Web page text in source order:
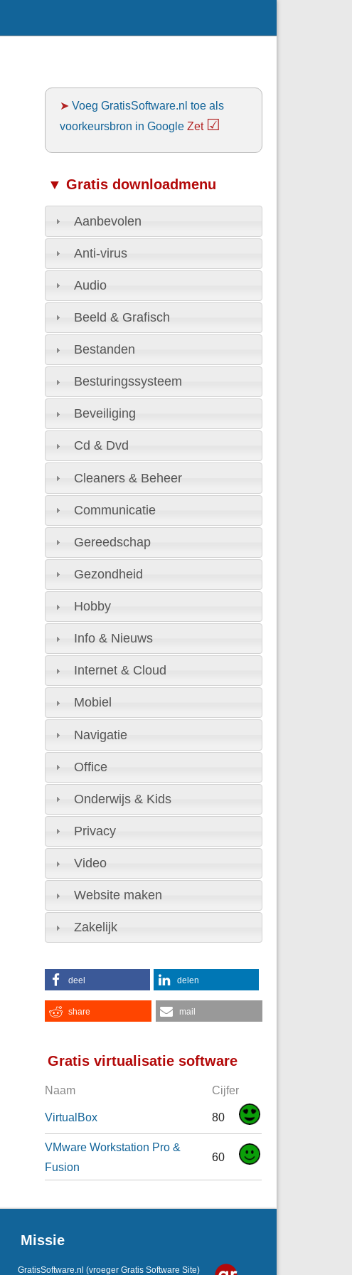
➤Voeg GratisSoftware.nl toe als
voorkeursbron in Google Zet ☑
▼ Gratis downloadmenu
Aanbevolen
Anti-virus
Audio
Beeld & Grafisch
Bestanden
Besturingssysteem
Beveiliging
Cd & Dvd
Cleaners & Beheer
Communicatie
Gereedschap
Gezondheid
Hobby
Info & Nieuws
Internet & Cloud
Mobiel
Navigatie
Office
Onderwijs & Kids
Privacy
Video
Website maken
Zakelijk
deel delen
share mail
Gratis virtualisatie software
Naam Cijfer
VirtualBox 80
VMware Workstation Pro &
Fusion
60
Missie
GratisSoftware.nl (vroeger Gratis Software Site)